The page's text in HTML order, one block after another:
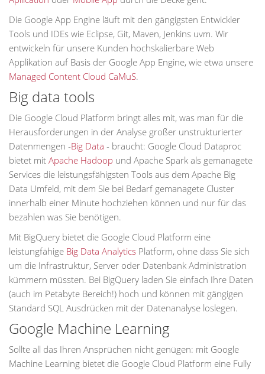
Die Google App Engine läuft mit den gängigsten Entwickler
Tools und IDEs wie Eclipse, Git, Maven, Jenkins uvm. Wir
entwickeln für unsere Kunden hochskalierbare Web
Applikation auf Basis der Google App Engine, wie etwa unsere
Managed Content Cloud CaMuS.
Big data tools
Die Google Cloud Platform bringt alles mit, was man für die
Herausforderungen in der Analyse großer unstrukturierter
Datenmengen -Big Data - braucht: Google Cloud Dataproc
bietet mit Apache Hadoop und Apache Spark als gemanagete
Services die leistungsfähigsten Tools aus dem Apache Big
Data Umfeld, mit dem Sie bei Bedarf gemanagete Cluster
innerhalb einer Minute hochziehen können und nur für das
bezahlen was Sie benötigen.
Mit BigQuery bietet die Google Cloud Platform eine
leistungfähige Big Data Analytics Platform, ohne dass Sie sich
um die Infrastruktur, Server oder Datenbank Administration
kümmern müssten. Bei BigQuery laden Sie einfach Ihre Daten
(auch im Petabyte Bereich!) hoch und können mit gängigen
Standard SQL Ausdrücken mit der Datenanalyse loslegen.
Google Machine Learning
Sollte all das Ihren Ansprüchen nicht genügen: mit Google
Machine Learning bietet die Google Cloud Platform eine Fully